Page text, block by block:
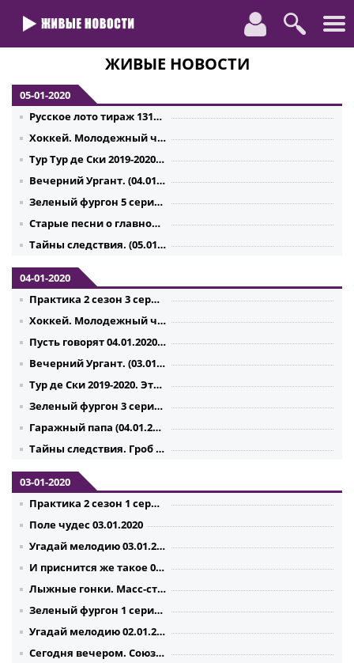
ЖИВЫЕ НОВОСТИ
05-01-2020
Русское лото тираж 1317 от 05.01.2020
Хоккей. Молодежный чемпионат мира-2020 Финал. Россия - Канада 05.01.2020
Тур Тур де Ски 2019-2020. Финальный подъем 05.01.2020
Вечерний Ургант. (04.01.2019) Александр Устюгов, Артем Ткаченко и Светлана Лобода
Зеленый фургон 5 серия 6 серия 05.01.2020
Старые песни о главном. Постскриптум (05.01.2020)
Тайны следствия. (05.01.2020)
04-01-2020
Практика 2 сезон 3 серия 4 серия 04.01.2020
Хоккей. Молодежный чемпионат мира-2020. Россия - Швеция 04.01.2020
Пусть говорят 04.01.2020 Причина развода Петросяна
Вечерний Ургант. (03.01.2019) Константин Эрнст и Сергей Пенкин
Тур де Ски 2019-2020. Этап 6 Валь ди Фьемме Спринт. Классический стиль 4 января 2020
Зеленый фургон 3 серия 4 серия 4.01.2020
Гаражный папа (04.01.2020)
Тайны следствия. Гроб на две персоны (04.01.2020)
03-01-2020
Практика 2 сезон 1 серия 2 серия 03.01.2020
Поле чудес 03.01.2020
Угадай мелодию 03.01.2020
И приснится же такое 03.01.2020
Лыжные гонки. Масс-старт 10 и 15 км. Классический стиль Прямой эфир (03.01.2020)
Зеленый фургон 1 серия 2 серия 3.01.2020
Угадай мелодию 02.01.2020
Сегодня вечером. Союз спасения 02.01.2020